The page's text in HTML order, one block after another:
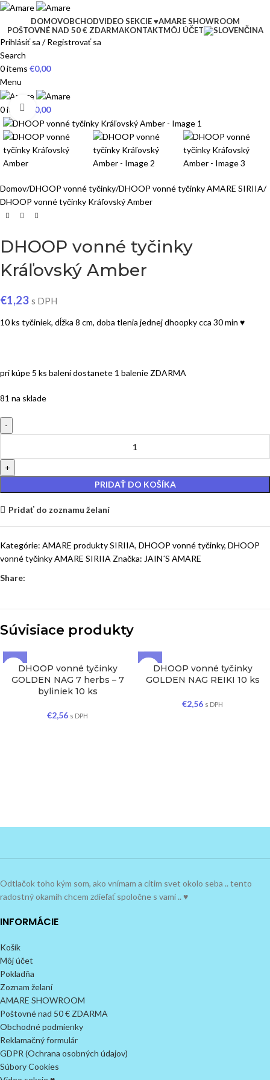
DOMOVOBCHODVIDEO SEKCIE ♥AMARE SHOWROOM
POŠTOVNÉ NAD 50 € ZDARMAKONTAKTMÔJ ÚČET
Prihlásiť sa / Registrovať sa
Search
0items €0,00
Menu
0items 0,00
Click to enlarge
Domov DHOOP vonné tyčinky DHOOP vonné tyčinky AMARE SIRIIA
DHOOP vonné tyčinky Kráľovský Amber
DHOOP vonné tyčinky
Kráľovský Amber
€1,23 s DPH
10 ks tyčiniek, dĺžka 8 cm, doba tlenia jednej dhoopky cca 30 min ♥
pri kúpe 5 ks balení dostanete 1 balenie ZDARMA
81 na sklade
PRIDAŤ DO KOŠÍKA
Pridať do zoznamu želaní
Kategórie: AMARE produkty SIRIIA, DHOOP vonné tyčinky, DHOOP
vonné tyčinky AMARE SIRIIA Značka: JAIN´S AMARE
Share:
Súvisiace produkty
DHOOP vonné tyčinky
GOLDEN NAG 7 herbs – 7
byliniek 10 ks
€2,56 s DPH
DHOOP vonné tyčinky
GOLDEN NAG REIKI 10 ks
€2,56 s DPH
Odtlačok toho kým som, ako vnímam a cítim svet okolo seba .. tento
radostný okamih chcem zdieľať spoločne s vami .. ♥
INFORMÁCIE
Košík
Môj účet
Pokladňa
Zoznam želaní
AMARE SHOWROOM
Poštovné nad 50 € ZDARMA
Obchodné podmienky
Reklamačný formulár
GDPR (Ochrana osobných údajov)
Súbory Cookies